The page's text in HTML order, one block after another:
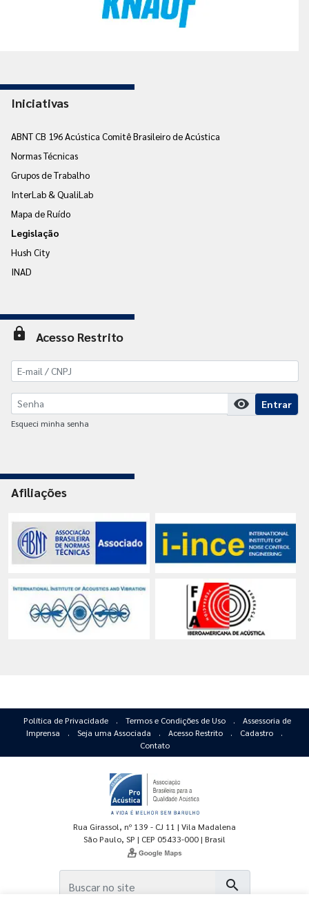
Iniciativas
ABNT CB 196 Acústica Comitê Brasileiro de Acústica
Normas Técnicas
Grupos de Trabalho
InterLab & QualiLab
Mapa de Ruído
Legislação
Hush City
INAD
lock Acesso Restrito
visibility Entrar
Esqueci minha senha
Afiliações
Política de Privacidade . Termos e Condições de Uso .
Assessoria de
Imprensa
. Seja uma Associada . Acesso Restrito . Cadastro
.
Contato
Rua Girassol, nº 139 - CJ 11 | Vila Madalena
São Paulo, SP | CEP 05433-000 | Brasil
search